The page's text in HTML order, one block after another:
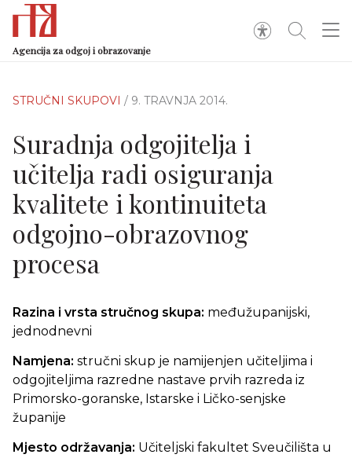
Agencija za odgoj i obrazovanje
STRUČNI SKUPOVI / 9. TRAVNJA 2014.
Suradnja odgojitelja i
učitelja radi osiguranja
kvalitete i kontinuiteta
odgojno-obrazovnog
procesa
Razina i vrsta stručnog skupa: međužupanijski,
jednodnevni
Namjena: stručni skup je namijenjen učiteljima i
odgojiteljima razredne nastave prvih razreda iz
Primorsko-goranske, Istarske i Ličko-senjske
županije
Mjesto održavanja: Učiteljski fakultet Sveučilišta u